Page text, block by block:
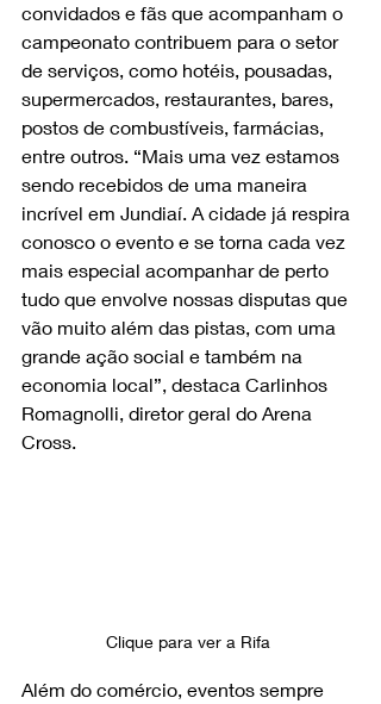
convidados e fãs que acompanham o
campeonato contribuem para o setor
de serviços, como hotéis, pousadas,
supermercados, restaurantes, bares,
postos de combustíveis, farmácias,
entre outros. “Mais uma vez estamos
sendo recebidos de uma maneira
incrível em Jundiaí. A cidade já respira
conosco o evento e se torna cada vez
mais especial acompanhar de perto
tudo que envolve nossas disputas que
vão muito além das pistas, com uma
grande ação social e também na
economia local”, destaca Carlinhos
Romagnolli, diretor geral do Arena
Cross.
Clique para ver a Rifa
Além do comércio, eventos sempre